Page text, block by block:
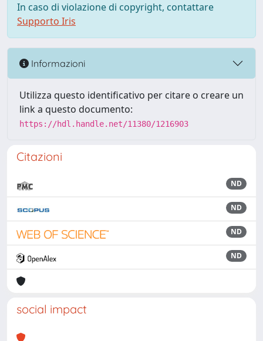
In caso di violazione di copyright, contattare
Supporto Iris
Informazioni
Utilizza questo identificativo per citare o creare un
link a questo documento:
https://hdl.handle.net/11380/1216903
Citazioni
ND
ND
ND
ND
social impact